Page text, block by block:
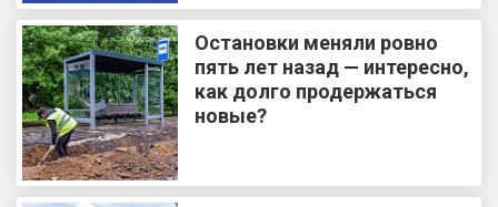
Остановки меняли ровно
пять лет назад — интересно,
как долго продержаться
новые?